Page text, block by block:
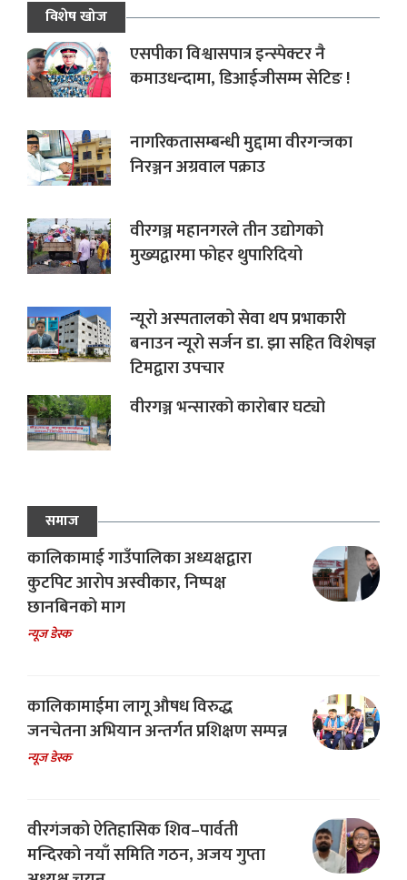
विशेष खोज
एसपीका विश्वासपात्र इन्स्पेक्टर नै
कमाउधन्दामा, डिआईजीसम्म सेटिङ !
नागरिकतासम्बन्धी मुद्दामा वीरगन्जका
निरञ्जन अग्रवाल पक्राउ
वीरगञ्ज महानगरले तीन उद्योगको
मुख्यद्वारमा फोहर थुपारिदियो
न्यूरो अस्पतालको सेवा थप प्रभाकारी
बनाउन न्यूरो सर्जन डा. झा सहित विशेषज्ञ
टिमद्वारा उपचार
वीरगञ्ज भन्सारको कारोबार घट्यो
समाज
कालिकामाई गाउँपालिका अध्यक्षद्वारा
कुटपिट आरोप अस्वीकार, निष्पक्ष
छानबिनको माग
न्यूज डेस्क
कालिकामाईमा लागू औषध विरुद्ध
जनचेतना अभियान अन्तर्गत प्रशिक्षण सम्पन्न
न्यूज डेस्क
वीरगंजको ऐतिहासिक शिव–पार्वती
मन्दिरको नयाँ समिति गठन, अजय गुप्ता